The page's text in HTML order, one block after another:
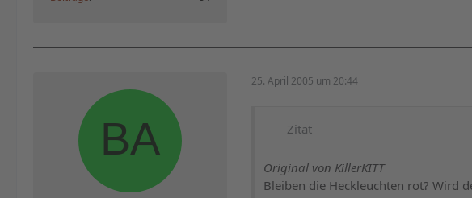
25. April 2005 um 20:44
Zitat
Original von KillerKITT
Bleiben die Heckleuchten rot? Wird